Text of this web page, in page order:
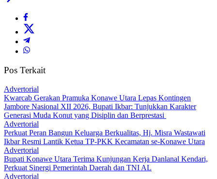
Pos Terkait
Advertorial
‎Kwarcab Gerakan Pramuka Konawe Utara Lepas Kontingen
Jambore Nasional XII 2026, Bupati Ikbar: Tunjukkan Karakter
Generasi Muda Konut yang Disiplin dan Berprestasi ‎
Advertorial
‎Perkuat Peran Bangun Keluarga Berkualitas, Hj. Misra Wastawati
Ikbar Resmi Lantik Ketua TP-PKK Kecamatan se-Konawe Utara
Advertorial
Bupati Konawe Utara Terima Kunjungan Kerja Danlanal Kendari,
Perkuat Sinergi Pemerintah Daerah dan TNI AL
Advertorial